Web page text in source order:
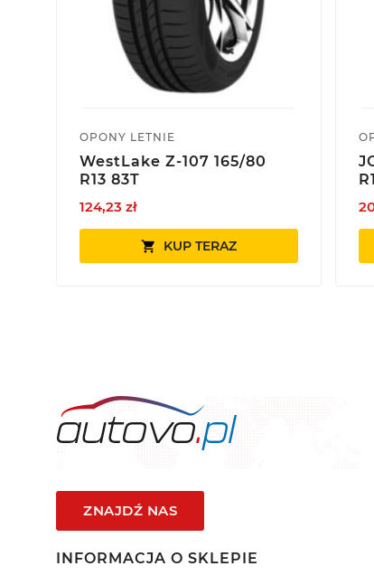
OPONY LETNIE
WestLake Z-107 165/80
R13 83T
124,23 zł
 KUP TERAZ
ZNAJDŹ NAS
INFORMACJA O SKLEPIE